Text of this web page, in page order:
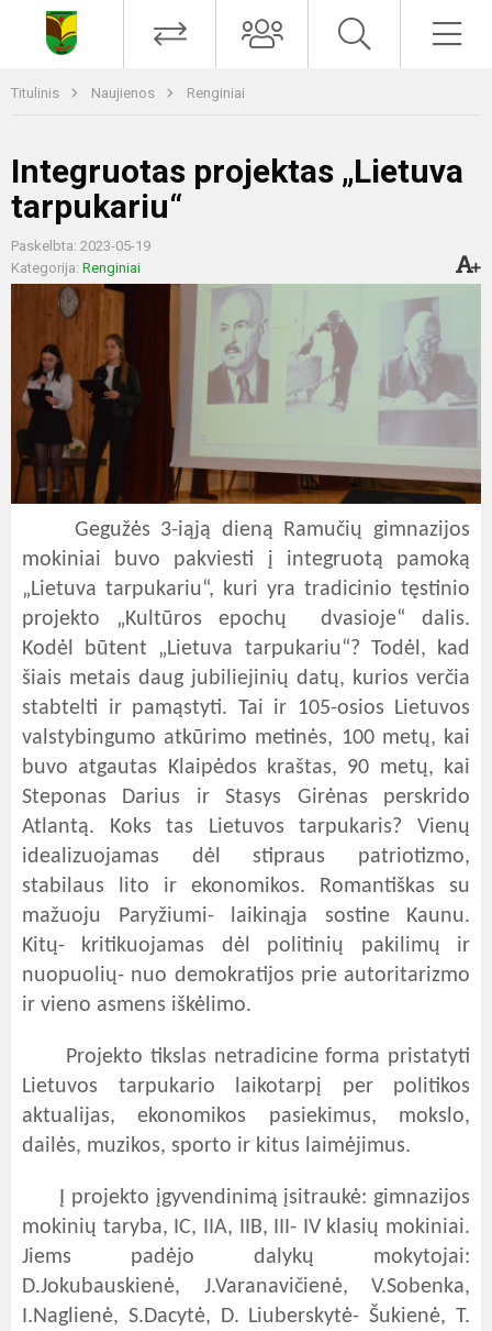
Titulinis Naujienos Renginiai
Integruotas projektas „Lietuva
tarpukariu“
Paskelbta: 2023-05-19
Kategorija: Renginiai
Gegužės 3-iąją dieną Ramučių gimnazijos
mokiniai buvo pakviesti į integruotą pamoką
„Lietuva tarpukariu“, kuri yra tradicinio tęstinio
projekto „Kultūros epochų dvasioje“ dalis.
Kodėl būtent „Lietuva tarpukariu“? Todėl, kad
šiais metais daug jubiliejinių datų, kurios verčia
stabtelti ir pamąstyti. Tai ir 105-osios Lietuvos
valstybingumo atkūrimo metinės, 100 metų, kai
buvo atgautas Klaipėdos kraštas, 90 metų, kai
Steponas Darius ir Stasys Girėnas perskrido
Atlantą. Koks tas Lietuvos tarpukaris? Vienų
idealizuojamas dėl stipraus patriotizmo,
stabilaus lito ir ekonomikos. Romantiškas su
mažuoju Paryžiumi- laikinąja sostine Kaunu.
Kitų- kritikuojamas dėl politinių pakilimų ir
nuopuolių- nuo demokratijos prie autoritarizmo
ir vieno asmens iškėlimo.
Projekto tikslas netradicine forma pristatyti
Lietuvos tarpukario laikotarpį per politikos
aktualijas, ekonomikos pasiekimus, mokslo,
dailės, muzikos, sporto ir kitus laimėjimus.
Į projekto įgyvendinimą įsitraukė: gimnazijos
mokinių taryba, IC, IIA, IIB, III- IV klasių mokiniai.
Jiems padėjo dalykų mokytojai:
D.Jokubauskienė, J.Varanavičienė, V.Sobenka,
I.Naglienė, S.Dacytė, D. Liuberskytė- Šukienė, T.